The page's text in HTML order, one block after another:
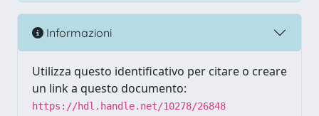
Informazioni
Utilizza questo identificativo per citare o creare
un link a questo documento:
https://hdl.handle.net/10278/26848